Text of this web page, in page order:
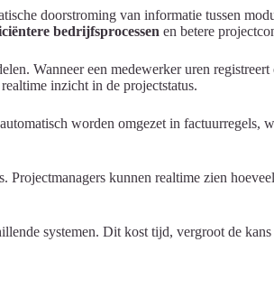
doorstroming van informatie tussen
bedrijfsprocessen en betere
Wanneer een medewerker uren
inzicht in de projectstatus.
worden omgezet in factuurregels,
kunnen realtime zien
systemen. Dit kost tijd, vergroot de